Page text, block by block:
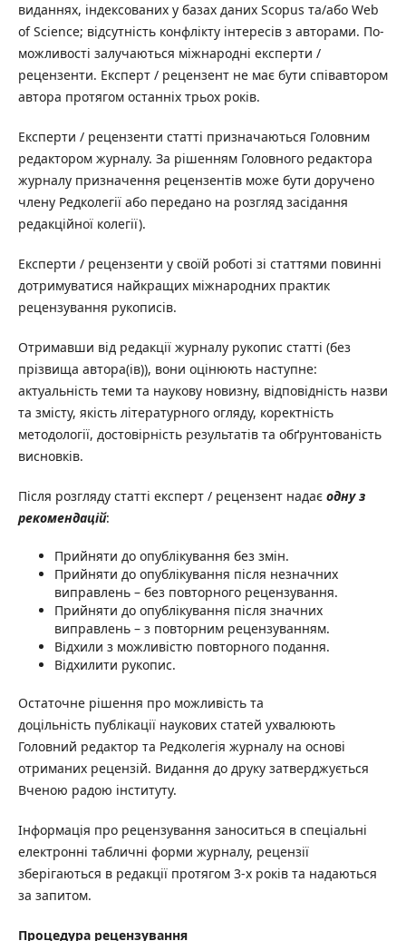
виданнях, індексованих у базах даних Scopus та/або Web
of Science; відсутність конфлікту інтересів з авторами. По-
можливості залучаються міжнародні експерти /
рецензенти. Експерт / рецензент не має бути співавтором
автора протягом останніх трьох років.
Експерти / рецензенти статті призначаються Головним
редактором журналу. За рішенням Головного редактора
журналу призначення рецензентів може бути доручено
члену Редколегії або передано на розгляд засідання
редакційної колегії).
Експерти / рецензенти у своїй роботі зі статтями повинні
дотримуватися найкращих міжнародних практик
рецензування рукописів.
Отримавши від редакції журналу рукопис статті (без
прізвища автора(ів)), вони оцінюють наступне:
актуальність теми та наукову новизну, відповідність назви
та змісту, якість літературного огляду, коректність
методології, достовірність результатів та обґрунтованість
висновків.
Після розгляду статті експерт / рецензент надаєодну з
рекомендацій:
Прийняти до опублікування без змін.
Прийняти до опублікування після незначних
виправлень – без повторного рецензування.
Прийняти до опублікування після значних
виправлень – з повторним рецензуванням.
Відхили з можливістю повторного подання.
Відхилити рукопис.
Остаточне рішення про можливість та
доцільність публікації наукових статей ухвалюють
Головний редактор та Редколегія журналу на основі
отриманих рецензій. Видання до друку затверджується
Вченою радою інституту.
Інформація про рецензування заноситься в спеціальні
електронні табличні форми журналу, рецензії
зберігаються в редакції протягом 3-х років та надаються
за запитом.
Процедура рецензування